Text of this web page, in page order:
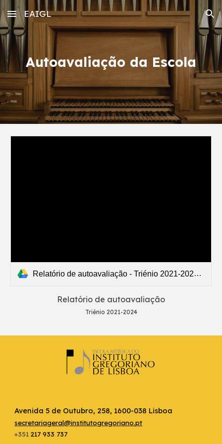
Skip to main content Skip to navigation
EAIGL
Autoavaliação da Escola
Relatório de autoavaliação - Triénio 2021-2024 .pdf
Relatório de autoavaliação
Triénio 2021-2024
Avenida 5 de Outubro, 258, 1600-038 Lisboa
secretariageral@institutogregoriano.pt
+351 217 933 737